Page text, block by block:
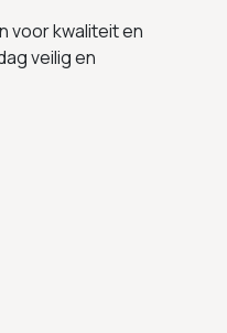
voor kwaliteit en
veilig en